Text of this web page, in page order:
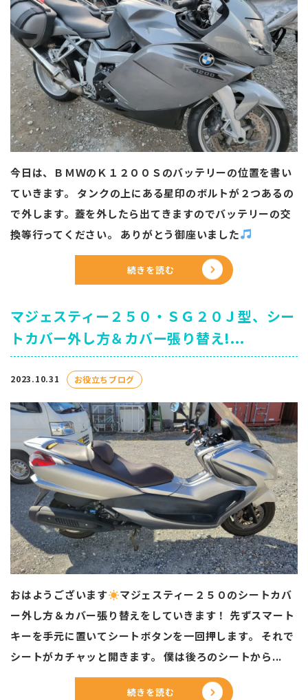
今日は、ＢＭＷのＫ１２００Ｓのバッテリーの位置を書い
ていきます。 タンクの上にある星印のボルトが２つあるの
で外します。蓋を外したら出てきますのでバッテリーの交
換等行ってください。 ありがとう御座いました
続きを読む
マジェスティー２５０・ＳＧ２０Ｊ型、シー
トカバー外し方＆カバー張り替え!...
2023.10.31 お役立ちブログ
おはようございます
マジェスティー２５０のシートカバ
ー外し方＆カバー張り替えをしていきます！ 先ずスマート
キーを手元に置いてシートボタンを一回押します。 それで
シートがカチャッと開きます。 僕は後ろのシートから...
続きを読む